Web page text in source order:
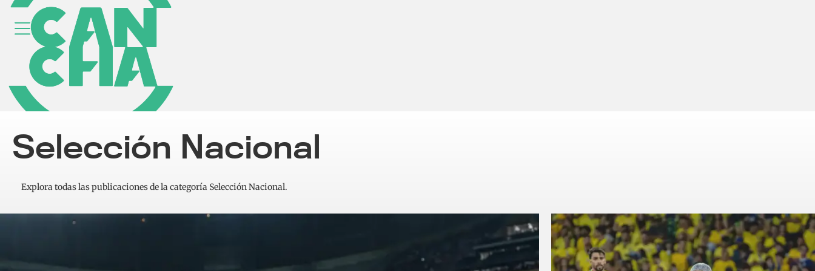
Selección Nacional
Explora todas las publicaciones de la categoría Selección Nacional.